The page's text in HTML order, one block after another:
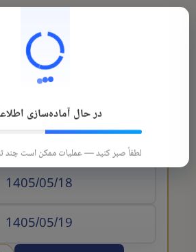
تاريخ الوصول
در حال آماده‌سازی
لطفاً صبر کنید — عملیات ممکن است چند